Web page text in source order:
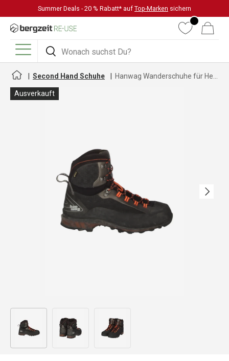
DIREKT ZUM INHALT
Summer Deals - 20 % Rabatt* auf Top-Marken sichern
Suchen
Suchen
WunschlisteWarenkorb
Menü
Second Hand Schuhe
Ausverkauft
Nächste
Bild 1 in Galerieansicht laden